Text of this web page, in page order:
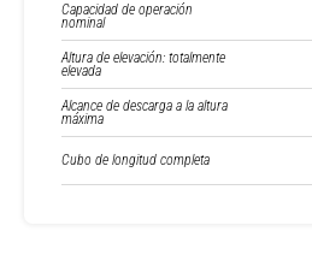
Capacidad de operación
nominal
Altura de elevación: totalmente
elevada
Alcance de descarga a la altura
máxima
Cubo de longitud completa